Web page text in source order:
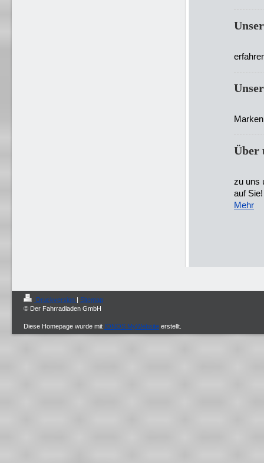
Über
zu uns
auf Sie!
Mehr
Druckversion | Sitemap
© Der Fahrradladen GmbH
Diese Homepage wurde mit IONOS MyWebsite erstellt.